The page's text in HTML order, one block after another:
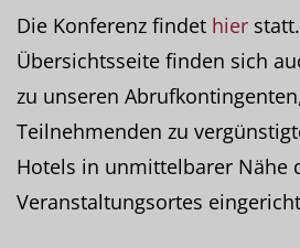
Die Konferenz findet hier
Übersichtsseite finden sich
zu unseren
Teilnehmenden zu
Hotels in unmittelbarer Nähe
Veranstaltungsortes